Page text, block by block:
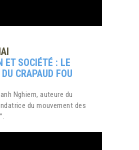
ET SOCIÉTÉ : LE
CRAPAUD FOU
Nghiem, auteure du
du mouvement des